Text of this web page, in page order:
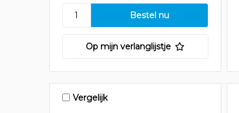
Op mijn verlanglijstje
Vergelijk